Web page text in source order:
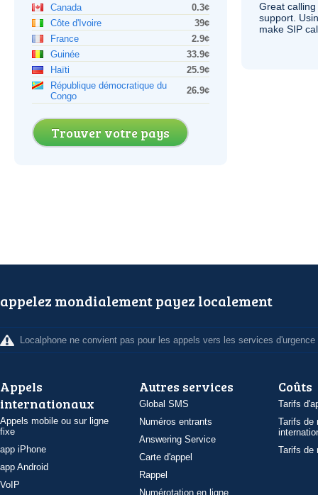
Canada
0.3¢
Côte d'Ivoire
39¢
France
2.9¢
Guinée
33.9¢
Haïti
25.9¢
République démocratique du
Congo
26.9¢
Trouver votre pays
Great
support.
make SIP
appelez mondialement payez localement
Localphone ne convient pas pour les appels vers les services d'urgence
Appels
internationaux
Appels mobile ou sur ligne
fixe
app iPhone
app Android
VoIP
Autres services
Global SMS
Numéros entrants
Answering Service
Carte d'appel
Rappel
Numérotation en ligne
Coûts
Tarifs
Tarifs de
Tarifs de